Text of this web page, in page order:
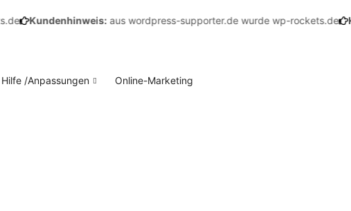
Kundenhinweis:aus wordpress-supporter.de wurde wp-rockets.de
/Anpassungen Online-Marketing